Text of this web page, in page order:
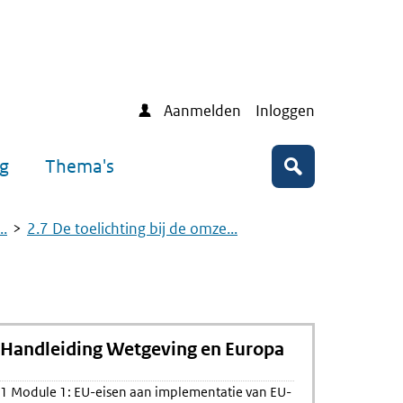
Aanmelden Inloggen
Thema's Zoeken
2.7 De toelichting bij de omze...
Handleiding Wetgeving en Europa
1 Module 1: EU-eisen aan implementatie van EU-